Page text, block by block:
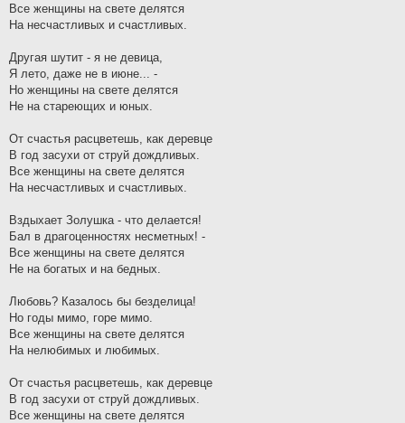
Все женщины на свете делятся
На несчастливых и счастливых.
Другая шутит - я не девица,
Я лето, даже не в июне... -
Но женщины на свете делятся
Не на стареющих и юных.
От счастья расцветешь, как деревце
В год засухи от струй дождливых.
Все женщины на свете делятся
На несчастливых и счастливых.
Вздыхает Золушка - что делается!
Бал в драгоценностях несметных! -
Все женщины на свете делятся
Не на богатых и на бедных.
Любовь? Казалось бы безделица!
Но годы мимо, горе мимо.
Все женщины на свете делятся
На нелюбимых и любимых.
От счастья расцветешь, как деревце
В год засухи от струй дождливых.
Все женщины на свете делятся